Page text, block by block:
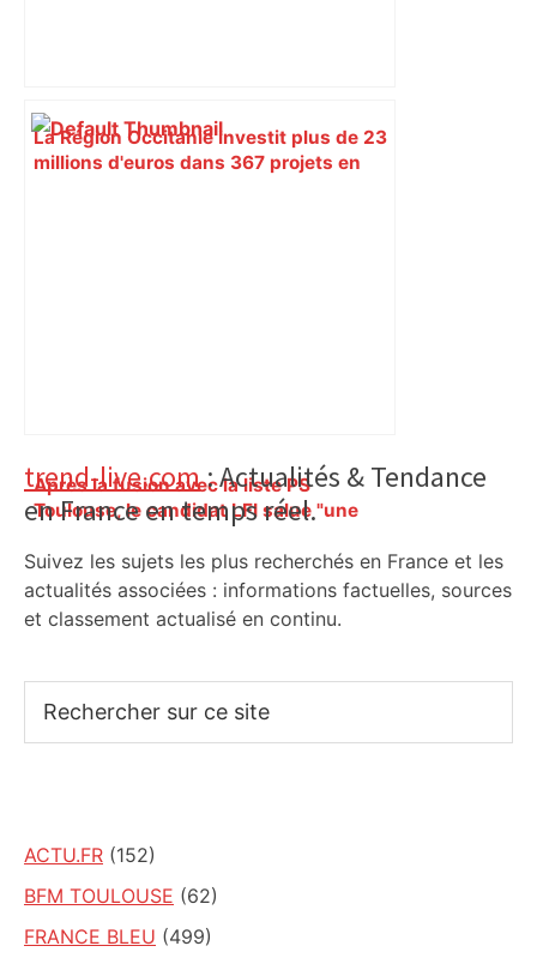
La Région Occitanie investit plus de 23
millions d'euros dans 367 projets en
Après la fusion avec la liste PS
Toulouse, le candidat LFI salue "une
responsabilité" – Franceinfo
Primary
Sidebar
trend-live.com: Actualités & Tendance
en France en temps réel.
Suivez les sujets les plus recherchés en France et les
actualités associées : informations factuelles, sources
et classement actualisé en continu.
sur
ACTU.FR (152)
BFM TOULOUSE (62)
FRANCE BLEU (499)